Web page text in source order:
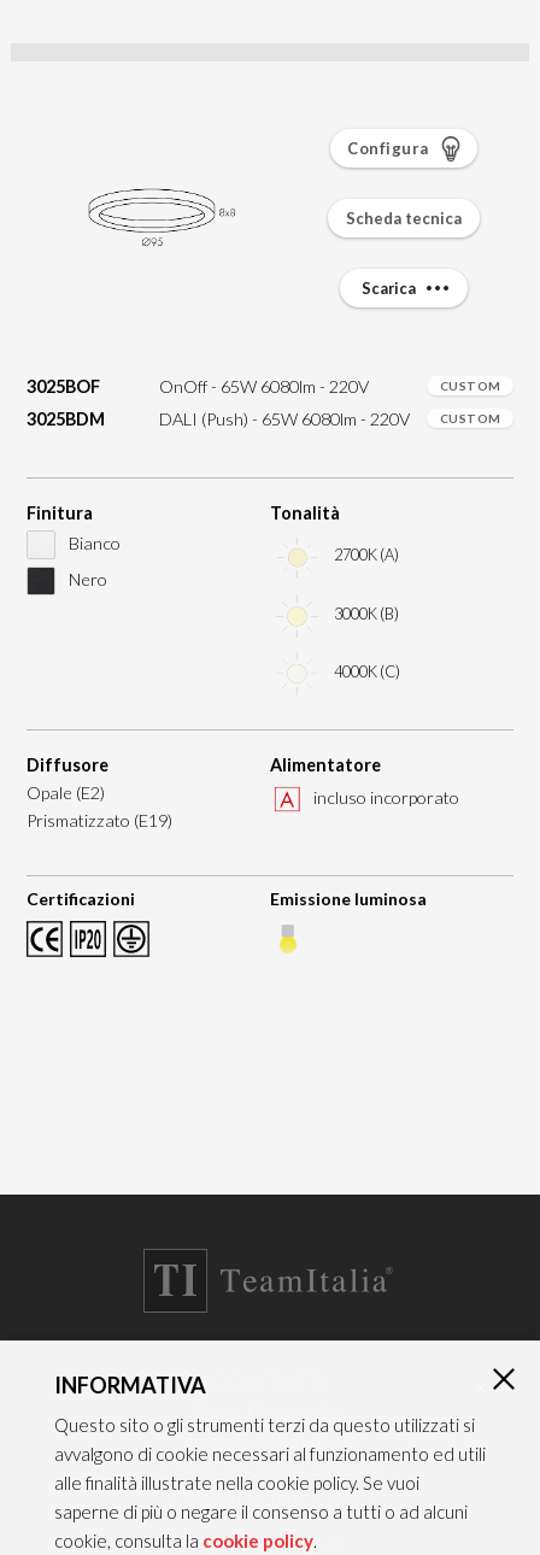
3025BOF OnOff - 65W 6080lm - 220V CUSTOM
3025BDM DALI (Push) - 65W 6080lm - 220V CUSTOM
Finitura
Bianco
Nero
Tonalità
2700K (A)
3000K (B)
4000K (C)
Diffusore
Opale (E2)
Prismatizzato (E19)
Alimentatore
incluso incorporato
Certificazioni Emissione luminosa
Configura
Scheda tecnica
Scarica
Via dell’Artigianato 21
Caselle di Sommacampagna
37066 VERONA — ITALY
Tel 045/8581640
INFORMATIVA
Questo sito o gli strumenti terzi da questo utilizzati si
avvalgono di cookie necessari al funzionamento ed utili
alle finalità illustrate nella cookie policy. Se vuoi
saperne di più o negare il consenso a tutti o ad alcuni
cookie, consulta la cookie policy.